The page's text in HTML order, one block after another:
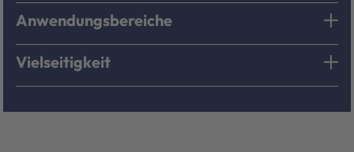
Anwendungsbereiche
Vielseitigkeit